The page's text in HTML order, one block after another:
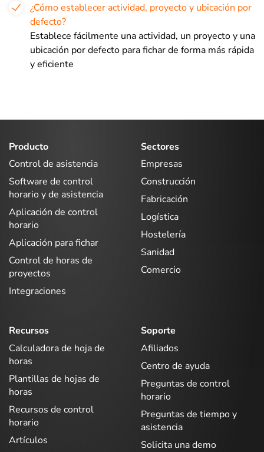
¿Cómo establecer actividad, proyecto y ubicación por
defecto?
Establece fácilmente una actividad, un proyecto y una
ubicación por defecto para fichar de forma más rápida
y eficiente
Producto
Control de asistencia
Software de control
horario y de asistencia
Aplicación de control
horario
Aplicación para fichar
Control de horas de
proyectos
Integraciones
Sectores
Empresas
Construcción
Fabricación
Logística
Hostelería
Sanidad
Comercio
Recursos
Calculadora de hoja de
horas
Plantillas de hojas de
horas
Recursos de control
horario
Artículos
Soporte
Afiliados
Centro de ayuda
Preguntas de control
horario
Preguntas de tiempo y
asistencia
Solicita una demo